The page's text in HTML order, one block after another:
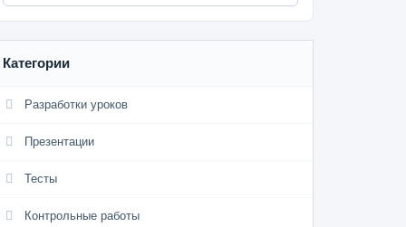
Категории
Разработки уроков
Презентации
Тесты
Контрольные работы